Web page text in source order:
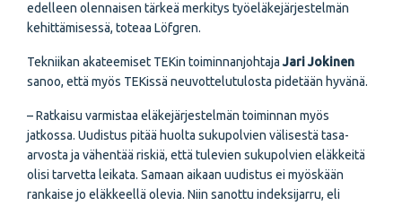
edelleen olennaisen tärkeä merkitys työeläkejärjestelmän
kehittämisessä, toteaa Löfgren.
Tekniikan akateemiset TEKin toiminnanjohtajaJari Jokinen
sanoo, että myös TEKissä neuvottelutulosta pidetään hyvänä.
– Ratkaisu varmistaa eläkejärjestelmän toiminnan myös
jatkossa. Uudistus pitää huolta sukupolvien välisestä tasa-
arvosta ja vähentää riskiä, että tulevien sukupolvien eläkkeitä
olisi tarvetta leikata. Samaan aikaan uudistus ei myöskään
rankaise jo eläkkeellä olevia. Niin sanottu indeksijarru, eli